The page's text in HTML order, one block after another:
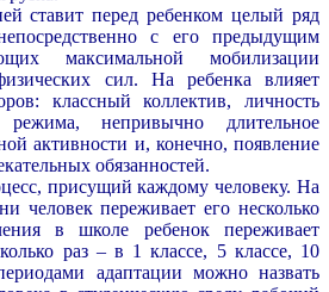
ставит перед ребенком целый ряд
с его предыдущим
максимальной мобилизации
сил. На ребенка влияет
классный коллектив, личность
режима, непривычно длительное
активности и, конечно, появление
обязанностей.
присущий каждому человеку. На
человек переживает его несколько
в школе ребенок переживает
раз – в 1 классе, 5 классе, 10
адаптации можно назвать